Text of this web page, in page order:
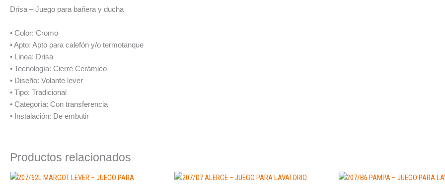
Drisa – Juego para bañera y ducha
• Color: Cromo
• Apto: Apto para calefón y/o termotanque
• Linea: Drisa
• Tecnología: Cierre Cerámico
• Diseño: Volante lever
• Tipo: Tradicional
• Categoría: Con transferencia
• Instalación: De embutir
Productos relacionados